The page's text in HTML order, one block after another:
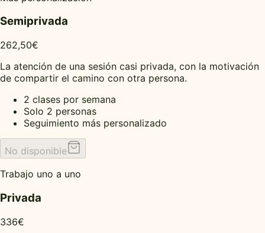
Semiprivada
262,50€
La atención de una sesión casi privada, con la motivación
de compartir el camino con otra persona.
2 clases por semana
Solo 2 personas
Seguimiento más personalizado
No disponible
Trabajo uno a uno
Privada
336€